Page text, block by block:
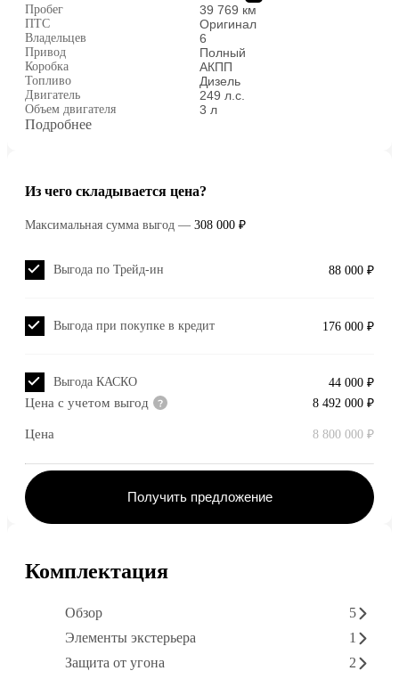
Пробег 39 769 км
ПТС Оригинал
Владельцев 6
Привод Полный
Коробка АКПП
Топливо Дизель
Двигатель 249 л.с.
Объем двигателя 3 л
Подробнее
Из чего складывается цена?
Максимальная сумма выгод — 308 000 ₽
88 000 ₽
Выгода по Трейд-ин
176 000 ₽
Выгода при покупке в кредит
44 000 ₽
Выгода КАСКО
Цена с учетом выгод 8 492 000 ₽
Цена 8 800 000 ₽
Получить предложение
Комплектация
Обзор
5
Элементы экстерьера
1
Защита от угона
2